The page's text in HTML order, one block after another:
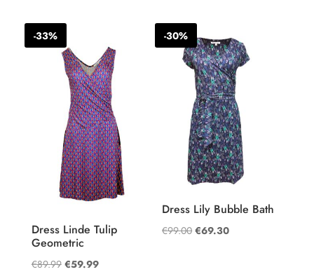
was:
€89.99.€59.99.
-33%
Dress Linde Tulip
Geometric
€89.99 Oorspronkelijke
€59.99Huidige
-30%
Dress Lily Bubble Bath
€99.00 Oorspronkelijke
€69.30Huidige